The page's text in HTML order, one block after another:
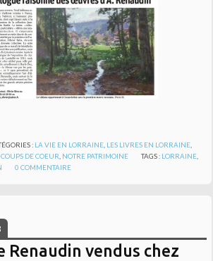
: LA VIE EN LORRAINE, LES LIVRES EN LORRAINE,
DE COEUR NOTRE PATRIMOINE TAGS : LORRAINE
0 COMMENTAIRE
Renaudin vendus chez